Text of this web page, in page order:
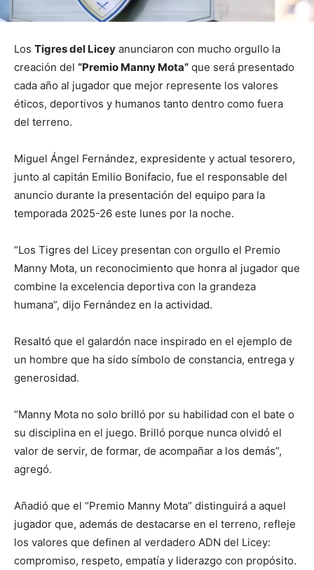
Los Tigres del Licey anunciaron con mucho orgullo la
creación del “Premio Manny Mota” que será presentado
cada año al jugador que mejor represente los valores
éticos, deportivos y humanos tanto dentro como fuera
del terreno.
Miguel Ángel Fernández, expresidente y actual tesorero,
junto al capitán Emilio Bonifacio, fue el responsable del
anuncio durante la presentación del equipo para la
temporada 2025-26 este lunes por la noche.
“Los Tigres del Licey presentan con orgullo el Premio
Manny Mota, un reconocimiento que honra al jugador que
combine la excelencia deportiva con la grandeza
humana”, dijo Fernández en la actividad.
Resaltó que el galardón nace inspirado en el ejemplo de
un hombre que ha sido símbolo de constancia, entrega y
generosidad.
“Manny Mota no solo brilló por su habilidad con el bate o
su disciplina en el juego. Brilló porque nunca olvidó el
valor de servir, de formar, de acompañar a los demás”,
agregó.
Añadió que el “Premio Manny Mota” distinguirá a aquel
jugador que, además de destacarse en el terreno, refleje
los valores que definen al verdadero ADN del Licey:
compromiso, respeto, empatía y liderazgo con propósito.